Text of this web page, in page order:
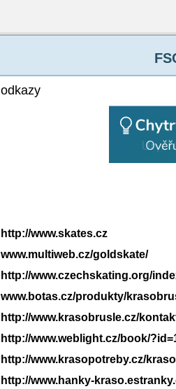
odkazy
http://www.skates.cz
www.multiweb.cz/goldskate/
http://www.czechskating.org/
www.botas.cz/produkty/
http://www.krasobrusle.cz/
http://www.weblight.cz/book/
http://www.krasopotreby.cz/
http://www.hanky-